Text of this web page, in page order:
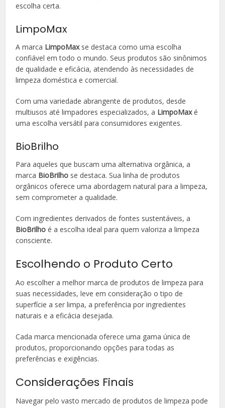
escolha certa.
LimpoMax
A marca LimpoMaxse destaca como uma escolha
confiável em todo o mundo. Seus produtos são sinônimos
de qualidade e eficácia, atendendo às necessidades de
limpeza doméstica e comercial.
Com uma variedade abrangente de produtos, desde
multiusos até limpadores especializados, a LimpoMaxé
uma escolha versátil para consumidores exigentes.
BioBrilho
Para aqueles que buscam uma alternativa orgânica, a
marca BioBrilho se destaca. Sua linha de produtos
orgânicos oferece uma abordagem natural para a limpeza,
sem comprometer a qualidade.
Com ingredientes derivados de fontes sustentáveis, a
BioBrilho é a escolha ideal para quem valoriza a limpeza
consciente.
Escolhendo o Produto Certo
Ao escolher a melhor marca de produtos de limpeza para
suas necessidades, leve em consideração o tipo de
superfície a ser limpa, a preferência por ingredientes
naturais e a eficácia desejada.
Cada marca mencionada oferece uma gama única de
produtos, proporcionando opções para todas as
preferências e exigências.
Considerações Finais
Navegar pelo vasto mercado de produtos de limpeza pode